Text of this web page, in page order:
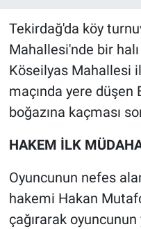
Tekirdağ'da köy
Mahallesi'nde bir
Köseilyas Mahallesi
maçında yere düşen
boğazına kaçması
HAKEM İLK
Oyuncunun nefes
hakemi Hakan
çağırarak